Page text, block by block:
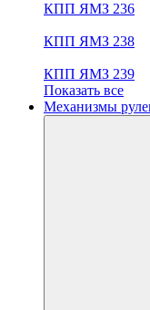
КПП ЯМЗ 236
КПП ЯМЗ 238
КПП ЯМЗ 239
Показать все
Механизмы